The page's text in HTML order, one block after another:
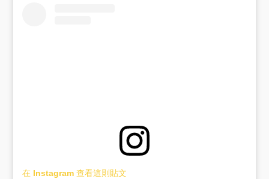
在 Instagram 查看這則貼文